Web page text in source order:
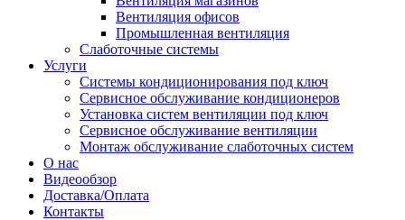
Вентиляция офисов
Промышленная вентиляция
Слаботочные системы
Услуги
Системы кондиционирования под ключ
Сервисное обслуживание кондиционеров
Установка систем вентиляции под ключ
Сервисное обслуживание вентиляции
Монтаж обслуживание слаботочных систем
О нас
Видеообзор
Доставка/Оплата
Контакты